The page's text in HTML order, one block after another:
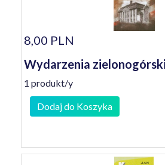
8,00 PLN
Wydarzenia
1 produkt/y
Dodaj do Koszyka